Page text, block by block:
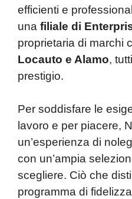
efficienti e
una filiale di
proprietaria di marchi
Locauto e Alamo,
prestigio.
Per soddisfare le
lavoro e per piacere,
un’esperienza di
con un’ampia
scegliere. Ciò che
programma di